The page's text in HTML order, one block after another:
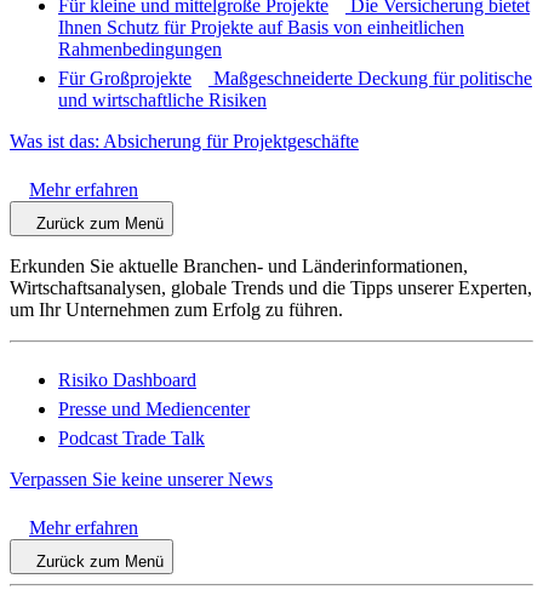
Für kleine und mittelgroße Projekte
Die Versicherung bietet
Ihnen Schutz für Projekte auf Basis von einheitlichen
Rahmenbedingungen
Für Großprojekte
Maßgeschneiderte Deckung für politische
und wirtschaftliche Risiken
Was ist das: Absicherung für Projektgeschäfte
Mehr erfahren
Zurück zum Menü
Erkunden Sie aktuelle Branchen- und Länderinformationen,
Wirtschaftsanalysen, globale Trends und die Tipps unserer Experten,
um Ihr Unternehmen zum Erfolg zu führen.
Risiko Dashboard
Presse und Mediencenter
Podcast Trade Talk
Verpassen Sie keine unserer News
Mehr erfahren
Zurück zum Menü